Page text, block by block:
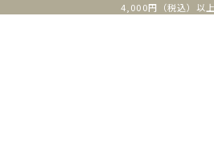
4,000円（税込）以